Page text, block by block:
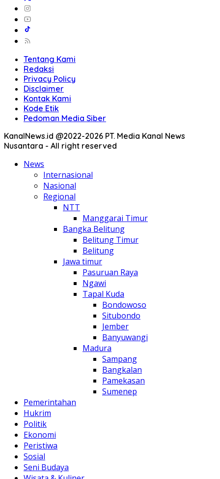
Tentang Kami
Redaksi
Privacy Policy
Disclaimer
Kontak Kami
Kode Etik
Pedoman Media Siber
KanalNews.id @2022-2026 PT. Media Kanal News
Nusantara - All right reserved
News
Internasional
Nasional
Regional
NTT
Manggarai Timur
Bangka Belitung
Belitung Timur
Belitung
Jawa timur
Pasuruan Raya
Ngawi
Tapal Kuda
Bondowoso
Situbondo
Jember
Banyuwangi
Madura
Sampang
Bangkalan
Pamekasan
Sumenep
Pemerintahan
Hukrim
Politik
Ekonomi
Peristiwa
Sosial
Seni Budaya